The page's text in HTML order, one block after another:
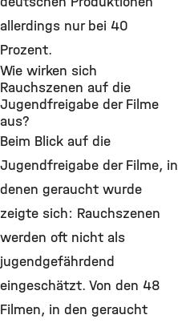
allerdings nur bei 40
Prozent.
Wie wirken sich
Rauchszenen auf die
Jugendfreigabe der Filme
aus?
Beim Blick auf die
Jugendfreigabe der Filme, in
denen geraucht wurde
zeigte sich: Rauchszenen
werden oft nicht als
jugendgefährdend
eingeschätzt. Von den 48
Filmen, in den geraucht